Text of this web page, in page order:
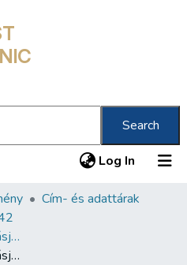
Search
Log In (current)
Cím- és adattárak
Budapesti Czim- és Lakásjegyzék 1880-1928
Budapesti Czim- és Lakásjegyzék, 1916 (27. évfolyam)